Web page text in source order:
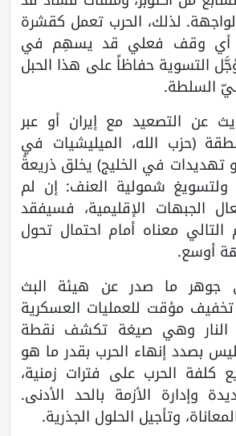
لذلك، الحرب تعمل كقشرة
أي وقف فعلي قد يسهِم في
التسوية حفاظاً على هذا الحبل
السلطة.
عن التصعيد مع إيران أو عبر
(حزب الله، الميليشيات في
تهديدات في الخليج) يخلق ذريعةً
ولتسويغ شمولية العنف: إن لم
الجبهات الإقليمية، فسيفقد
التالي معناه أمام احتمال تحول
أوسع.
ما صدر عن هيئة البث
تخفيف مؤقت للعمليات العسكرية
وهي صيغة تكشف نقطة
بصدد إنهاء الحرب بقدر ما هو
كلفة الحرب على فترات زمنية،
وإدارة الأزمة بالحد الأدنى.
وتأجيل الحلول الجذرية.